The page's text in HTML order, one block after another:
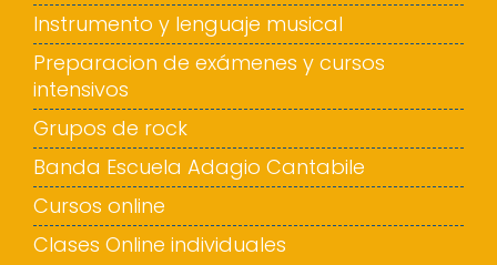
Instrumento y lenguaje musical
Preparacion de exámenes y cursos
intensivos
Grupos de rock
Banda Escuela Adagio Cantabile
Cursos online
Clases Online individuales